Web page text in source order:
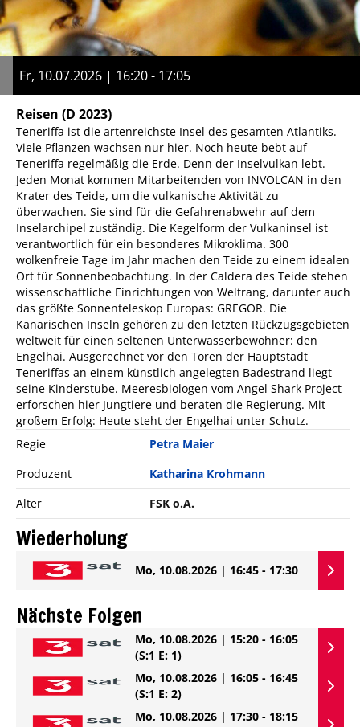
Fr, 10.07.2026 | 16:20 - 17:05
Reisen (D 2023)
Teneriffa ist die artenreichste Insel des gesamten Atlantiks.
Viele Pflanzen wachsen nur hier. Noch heute bebt auf
Teneriffa regelmäßig die Erde. Denn der Inselvulkan lebt.
Jeden Monat kommen Mitarbeitenden von INVOLCAN in den
Krater des Teide, um die vulkanische Aktivität zu
überwachen. Sie sind für die Gefahrenabwehr auf dem
Inselarchipel zuständig. Die Kegelform der Vulkaninsel ist
verantwortlich für ein besonderes Mikroklima. 300
wolkenfreie Tage im Jahr machen den Teide zu einem idealen
Ort für Sonnenbeobachtung. In der Caldera des Teide stehen
wissenschaftliche Einrichtungen von Weltrang, darunter auch
das größte Sonnenteleskop Europas: GREGOR. Die
Kanarischen Inseln gehören zu den letzten Rückzugsgebieten
weltweit für einen seltenen Unterwasserbewohner: den
Engelhai. Ausgerechnet vor den Toren der Hauptstadt
Teneriffas an einem künstlich angelegten Badestrand liegt
seine Kinderstube. Meeresbiologen vom Angel Shark Project
erforschen hier Jungtiere und beraten die Regierung. Mit
großem Erfolg: Heute steht der Engelhai unter Schutz.
Regie
Petra Maier
Produzent
Katharina Krohmann
Alter
FSK o.A.
Wiederholung
Mo, 10.08.2026 | 16:45 - 17:30
Nächste Folgen
Mo, 10.08.2026 | 15:20 - 16:05
(S:1 E: 1)
Mo, 10.08.2026 | 16:05 - 16:45
(S:1 E: 2)
Mo, 10.08.2026 | 17:30 - 18:15